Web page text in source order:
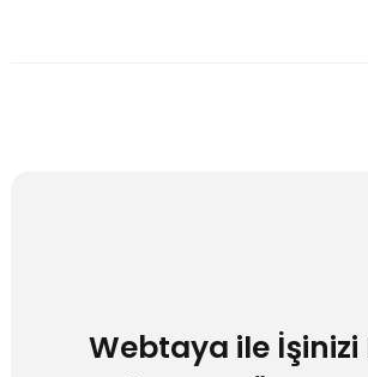
Webtaya ile İşinizi